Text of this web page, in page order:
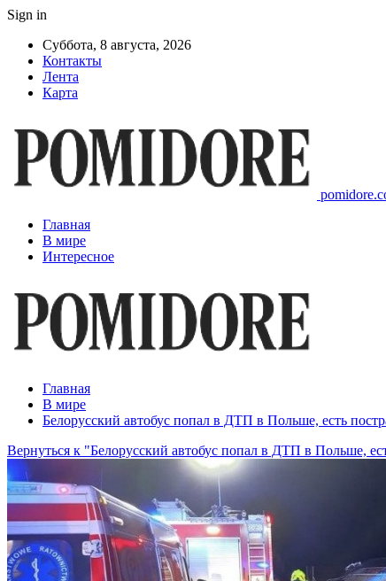
Sign in
Суббота, 8 августа, 2026
Контакты
Лента
Карта
Главная
В мире
Интересное
Главная
В мире
Белорусский автобус попал в ДТП в Польше, есть
Вернуться к "Белорусский автобус попал в ДТП в Польше,